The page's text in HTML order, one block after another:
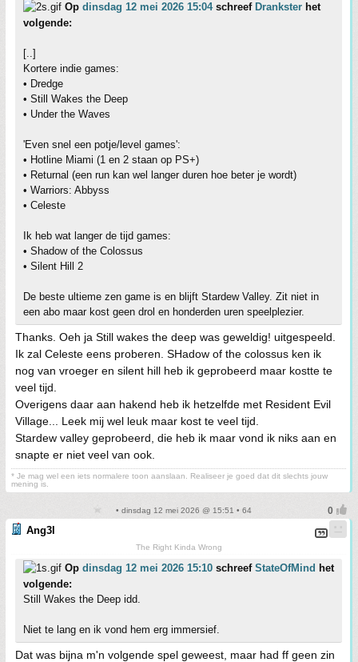
Op dinsdag 12 mei 2026 15:04schreef Drankster het
volgende:
[..]
Kortere indie games:
• Dredge
• Still Wakes the Deep
• Under the Waves
'Even snel een potje/level games':
• Hotline Miami (1 en 2 staan op PS+)
• Returnal (een run kan wel langer duren hoe beter je wordt)
• Warriors: Abbyss
• Celeste
Ik heb wat langer de tijd games:
• Shadow of the Colossus
• Silent Hill 2
De beste ultieme zen game is en blijft Stardew Valley. Zit niet in
een abo maar kost geen drol en honderden uren speelplezier.
Thanks. Oeh ja Still wakes the deep was geweldig! uitgespeeld.
Ik zal Celeste eens proberen. SHadow of the colossus ken ik
nog van vroeger en silent hill heb ik geprobeerd maar kostte te
veel tijd.
Overigens daar aan hakend heb ik hetzelfde met Resident Evil
Village... Leek mij wel leuk maar kost te veel tijd.
Stardew valley geprobeerd, die heb ik maar vond ik niks aan en
snapte er niet veel van ook.
* Je mag wel een iets normalere toon aanslaan. Realiseer je goed dat dit slechts jouw
mening is.
• dinsdag 12 mei 2026 @ 15:51 • 64
Ang3l
The Right Kinda Wrong
Op dinsdag 12 mei 2026 15:10 schreef StateOfMind het
volgende:
Still Wakes the Deep idd.
Niet te lang en ik vond hem erg immersief.
Dat was bijna m'n volgende spel geweest, maar had ff geen zin